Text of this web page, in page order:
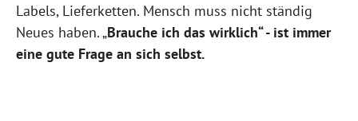
Labels, Lieferketten. Mensch muss nicht ständig
Neues haben. „Brauche ich das wirklich“ - ist immer
eine gute Frage an sich selbst.